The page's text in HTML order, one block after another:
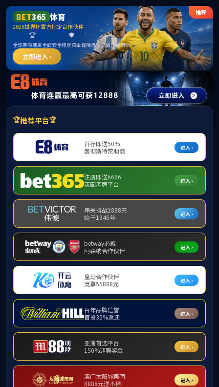
mk体育(mksport集团)股份公司-MK SPORTS
首页
学术研究
> 出版专著
> 发表论文
> 科研项目
> 教学项目
> 教学奖励